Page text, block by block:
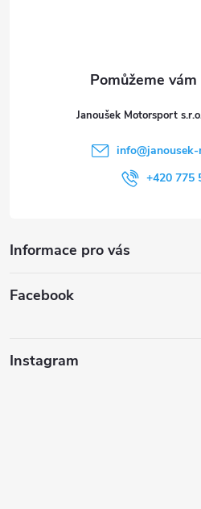
Janoušek Motorsport
info@
+420 775
Informace pro vás
Facebook
Instagram